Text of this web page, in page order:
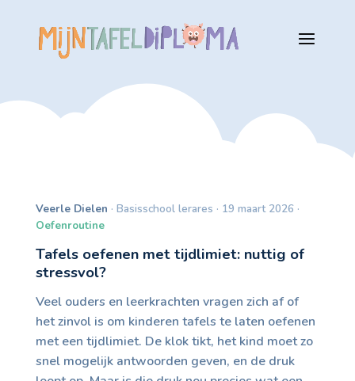
Veerle Dielen · Basisschool lerares · 19 maart 2026 ·
Oefenroutine
Tafels oefenen met tijdlimiet: nuttig of
stressvol?
Veel ouders en leerkrachten vragen zich af of
het zinvol is om kinderen tafels te laten oefenen
met een tijdlimiet. De klok tikt, het kind moet zo
snel mogelijk antwoorden geven, en de druk